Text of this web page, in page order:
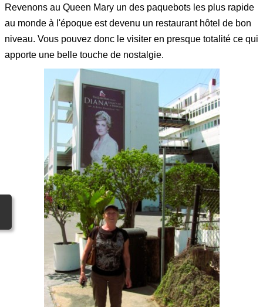
Revenons au Queen Mary un des paquebots les plus rapide
au monde à l'époque est devenu un restaurant hôtel de bon
niveau. Vous pouvez donc le visiter en presque totalité ce qui
apporte une belle touche de nostalgie.